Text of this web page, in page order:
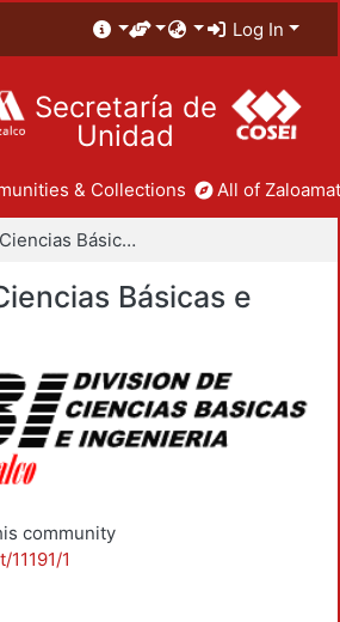
Log In
Secretaría de
Unidad
& Collections All of
División de Ciencias Básicas e Ingeniería
Básicas e
community
1